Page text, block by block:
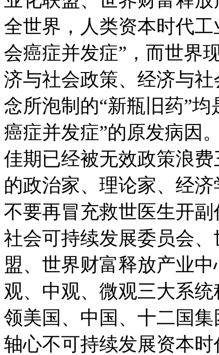
全世界，人类资本时代
会癌症并发症”，而世界
济与社会政策、经济与
念所泡制的“新瓶旧药”
癌症并发症”的原发病因
佳期已经被无效政策浪
的政治家、理论家、经
不要再冒充救世医生开
社会可持续发展委员会
盟、世界财富释放产业
观、中观、微观三大系
领美国、中国、十二国
轴心不可持续发展资本